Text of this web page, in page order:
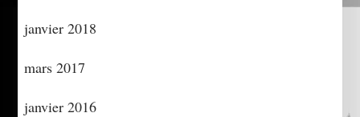
janvier 2018
mars 2017
janvier 2016